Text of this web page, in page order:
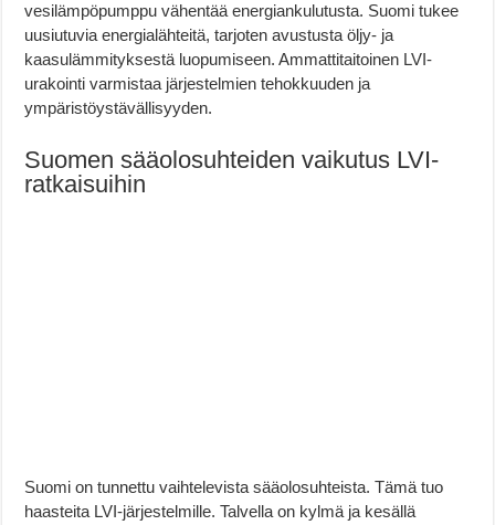
vesilämpöpumppu vähentää energiankulutusta. Suomi tukee
uusiutuvia energialähteitä, tarjoten avustusta öljy- ja
kaasulämmityksestä luopumiseen. Ammattitaitoinen LVI-
urakointi varmistaa järjestelmien tehokkuuden ja
ympäristöystävällisyyden.
Suomen sääolosuhteiden vaikutus LVI-
ratkaisuihin
Suomi on tunnettu vaihtelevista sääolosuhteista. Tämä tuo
haasteita LVI-järjestelmille. Talvella on kylmä ja kesällä